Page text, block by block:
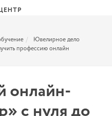
Ювелирное дело
профессию онлайн
онлайн-
с нуля до